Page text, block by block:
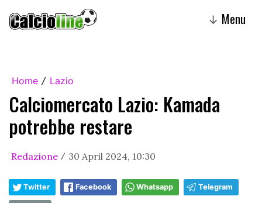
↓ Menu
Home / Lazio
Calciomercato Lazio: Kamada
potrebbe restare
Redazione / 30 April 2024, 10:30
Twitter Facebook Whatsapp Telegram